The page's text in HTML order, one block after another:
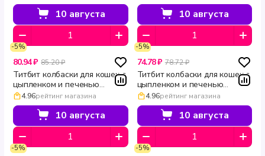
10 августа 10 августа
-5%
80.94 ₽ 85.20 ₽
Титбит колбаски для кошек с
цыпленком и печенью
Двойное удовольствие 45 г
4.96рейтинг магазина
10 августа
-5%
74.78 ₽ 78.72 ₽
Титбит колбаски для кошек с
цыпленком и печенью
Двойное удовольствие 15 г
4.96рейтинг магазина
10 августа
-5% -5%